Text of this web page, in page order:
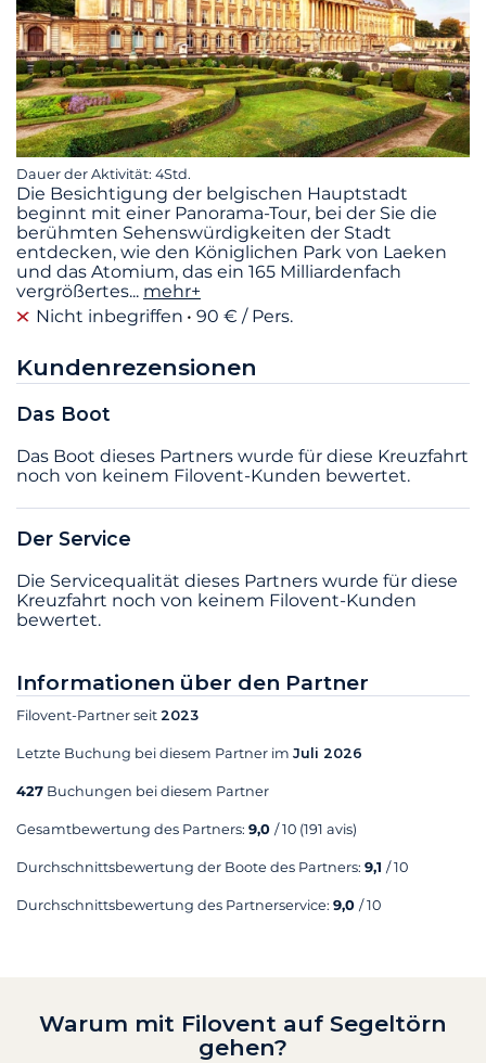
Dauer der Aktivität: 4Std.
Die Besichtigung der belgischen Hauptstadt
beginnt mit einer Panorama-Tour, bei der Sie die
berühmten Sehenswürdigkeiten der Stadt
entdecken, wie den Königlichen Park von Laeken
und das Atomium, das ein 165 Milliardenfach
vergrößertes... mehr+
Nicht inbegriffen
90 € / Pers.
Kundenrezensionen
Das Boot
Das Boot dieses Partners wurde für diese Kreuzfahrt
noch von keinem Filovent-Kunden bewertet.
Der Service
Die Servicequalität dieses Partners wurde für diese
Kreuzfahrt noch von keinem Filovent-Kunden
bewertet.
Informationen über den Partner
Filovent-Partner seit 2023
Letzte Buchung bei diesem Partner im Juli 2026
427 Buchungen bei diesem Partner
Gesamtbewertung des Partners: 9,0 / 10 (191 avis)
Durchschnittsbewertung der Boote des Partners: 9,1 / 10
Durchschnittsbewertung des Partnerservice: 9,0 / 10
Warum mit Filovent auf Segeltörn
gehen?